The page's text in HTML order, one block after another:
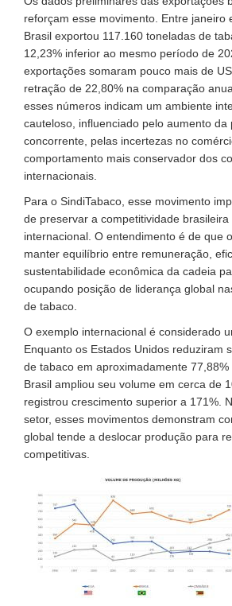
reforçam esse movimento. Entre janeiro
Brasil exportou 117.160 toneladas de
12,23% inferior ao mesmo período de
exportações somaram pouco mais de
retração de 22,80% na comparação
esses números indicam um ambiente
cauteloso, influenciado pelo aumento da
concorrente, pelas incertezas no
comportamento mais conservador dos
internacionais.
Para o SindiTabaco, esse movimento
de preservar a competitividade
internacional. O entendimento é de que
manter equilíbrio entre remuneração,
sustentabilidade econômica da cadeia
ocupando posição de liderança global
de tabaco.
O exemplo internacional é considerado
Enquanto os Estados Unidos reduziram
de tabaco em aproximadamente
Brasil ampliou seu volume em cerca de
registrou crescimento superior a 171%.
setor, esses movimentos demonstram
global tende a deslocar produção para
competitivas.